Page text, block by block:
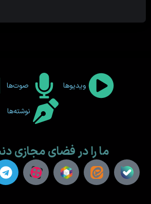
ویدیوها صوت‌ها
نوشته‌ها
ما را در فضای مجازی